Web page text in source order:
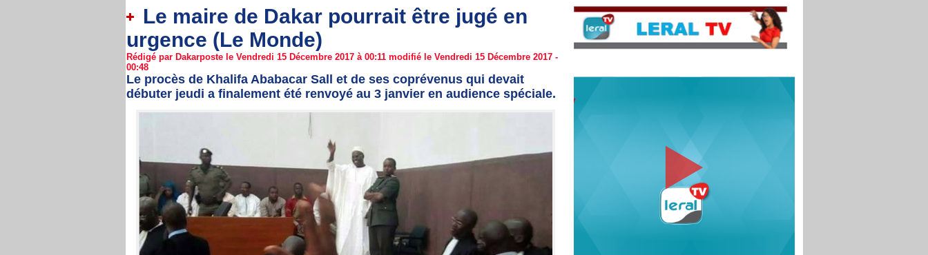
Le maire de Dakar pourrait être jugé en
urgence (Le Monde)
Rédigé par Dakarposte le Vendredi 15 Décembre 2017 à 00:11 modifié le Vendredi 15 Décembre 2017 -
00:48
Le procès de Khalifa Ababacar Sall et de ses coprévenus qui devait
débuter jeudi a finalement été renvoyé au 3 janvier en audience spéciale.